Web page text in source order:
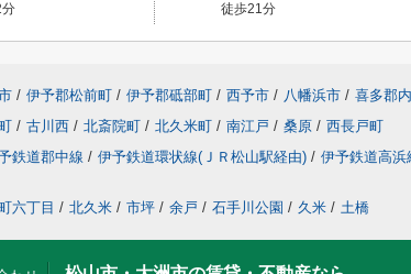
徒歩21分
/ 伊予郡松前町 / 伊予郡砥部町 / 西予市 / 八幡浜市 / 喜多郡
/ 古川西 / 北斎院町 / 北久米町 / 南江戸 / 桑原 / 西長戸町
鉄道郡中線 / 伊予鉄道環状線(ＪＲ松山駅経由) / 伊予鉄道高浜
六丁目 / 北久米 / 市坪 / 余戸 / 石手川公園 / 久米 / 土橋